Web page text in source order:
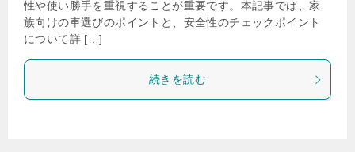
性や使い勝手を重視することが重要です。本記事では、家
族向けの車選びのポイントと、安全性のチェックポイント
について詳 […]
続きを読む